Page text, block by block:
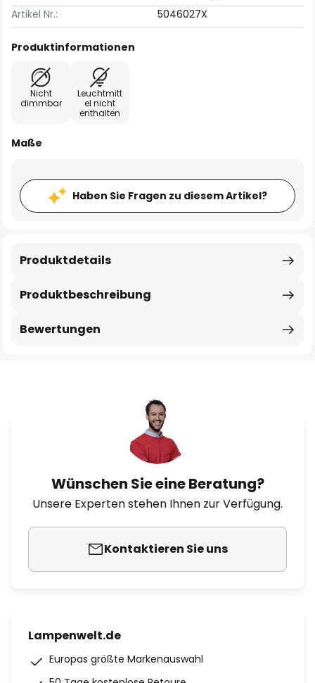
Artikel Nr.:
5046027X
Produktinformationen
Nicht
dimmbar
Leuchtmitt
el nicht
enthalten
Maße
Haben Sie Fragen zu diesem Artikel?
Produktbeschreibung
Produktdetails
Bewertungen
Wünschen Sie eine Beratung?
Unsere Experten stehen Ihnen zur Verfügung.
Kontaktieren Sie uns
Lampenwelt.de
Europas größte Markenauswahl